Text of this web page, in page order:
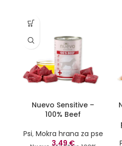
Nuevo Sensitive –
100% Beef
Psi, Mokra hrana za pse
3,49€